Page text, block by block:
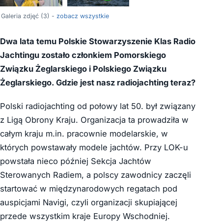
Galeria zdjęć (3) - zobacz wszystkie
Dwa lata temu Polskie Stowarzyszenie Klas Radio
Jachtingu zostało członkiem Pomorskiego
Związku Żeglarskiego i Polskiego Związku
Żeglarskiego. Gdzie jest nasz radiojachting teraz?
Polski radiojachting od połowy lat 50. był związany
z Ligą Obrony Kraju. Organizacja ta prowadziła w
całym kraju m.in. pracownie modelarskie, w
których powstawały modele jachtów. Przy LOK-u
powstała nieco później Sekcja Jachtów
Sterowanych Radiem, a polscy zawodnicy zaczęli
startować w międzynarodowych regatach pod
auspicjami Navigi, czyli organizacji skupiającej
przede wszystkim kraje Europy Wschodniej.